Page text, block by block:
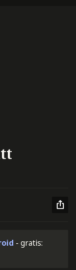
- gratis: